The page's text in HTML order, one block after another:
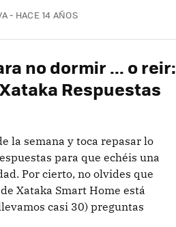
HACE 14 AÑOS
no dormir ... o reir:
Respuestas
la semana y toca repasar lo
para que echéis una
Por cierto, no olvides que
Xataka Smart Home está
casi 30) preguntas